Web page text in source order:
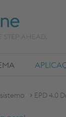
EPD 4.0